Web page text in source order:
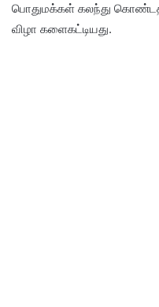
பொதுமக்கள் கலந்து
விழா களைகட்டியது.